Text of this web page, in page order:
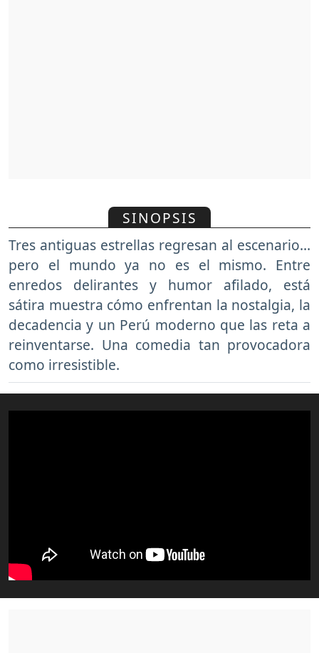
SINOPSIS
Tres antiguas estrellas regresan al escenario…
pero el mundo ya no es el mismo. Entre
enredos delirantes y humor afilado, está
sátira muestra cómo enfrentan la nostalgia, la
decadencia y un Perú moderno que las reta a
reinventarse. Una comedia tan provocadora
como irresistible.